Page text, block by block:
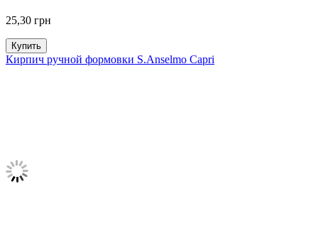
25,30 грн
Купить
Кирпич ручной формовки S.Anselmo Capri